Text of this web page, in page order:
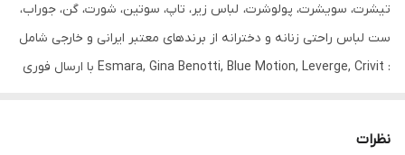
قابلیت بازگشت دارد
مورد استفاده
تیشرت، سویشرت، پولوشرت، لباس زیر، تاپ، سوتین، شورت، گن، جوراب،
ست لباس راحتی زنانه و دخترانه از برندهای معتبر ایرانی و خارجی شامل
: Esmara, Gina Benotti, Blue Motion, Leverge, Crivit با ارسال فوری
نظرات